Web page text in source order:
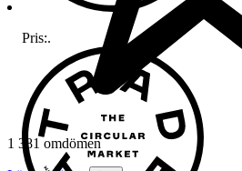
1 381 omdömen
Pris:.